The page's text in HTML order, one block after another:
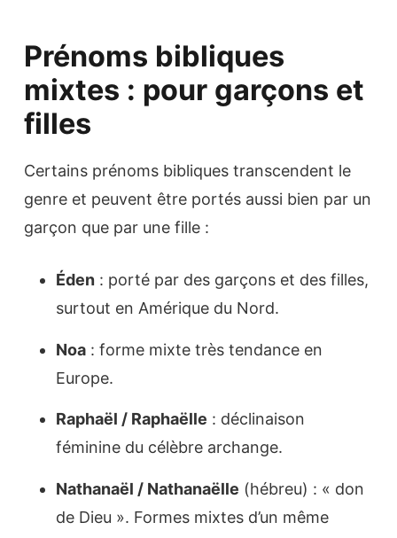
Prénoms bibliques
mixtes : pour garçons et
filles
Certains prénoms bibliques transcendent le
genre et peuvent être portés aussi bien par un
garçon que par une fille :
Éden : porté par des garçons et des filles,
surtout en Amérique du Nord.
Noa : forme mixte très tendance en
Europe.
Raphaël / Raphaëlle : déclinaison
féminine du célèbre archange.
Nathanaël / Nathanaëlle (hébreu) : « don
de Dieu ». Formes mixtes d’un même